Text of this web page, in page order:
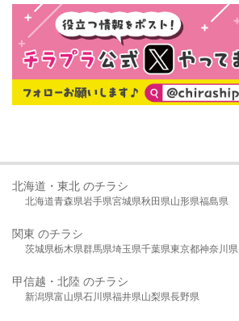
北海道・東北 のチラシ
北海道青森県岩手県宮城県秋田県山形県福島県
関東 のチラシ
茨城県栃木県群馬県埼玉県千葉県東京都神奈川県
甲信越・北陸 のチラシ
新潟県富山県石川県福井県山梨県長野県